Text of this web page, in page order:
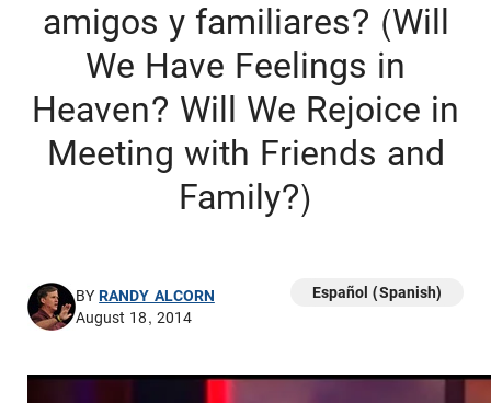
amigos y familiares? (Will
We Have Feelings in
Heaven? Will We Rejoice in
Meeting with Friends and
Family?)
BYRANDY ALCORN
August 18, 2014
Español (Spanish)